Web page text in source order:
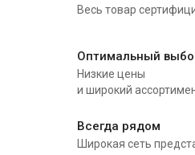
Весь товар
Оптимальный
Низкие цены
и широкий
Всегда рядом
Широкая сеть